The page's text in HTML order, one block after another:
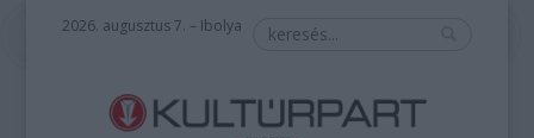
2026. augusztus 7. – Ibolya